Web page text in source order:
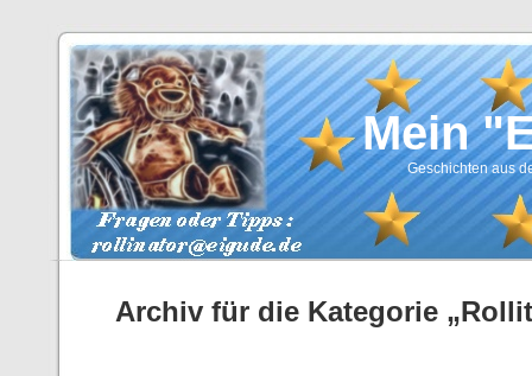
Mein
Geschichten aus
Archiv für die Kategorie